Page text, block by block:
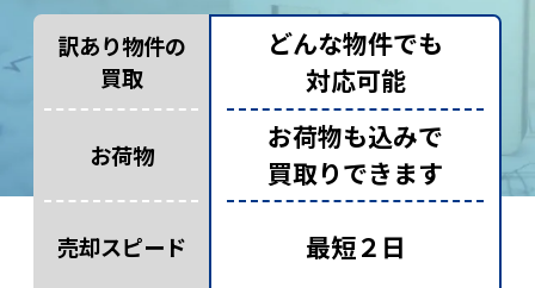
訳あり物件の
買取
お荷物
売却スピード
どんな物件でも
対応可能
お荷物も込みで
買取りできます
最短２日